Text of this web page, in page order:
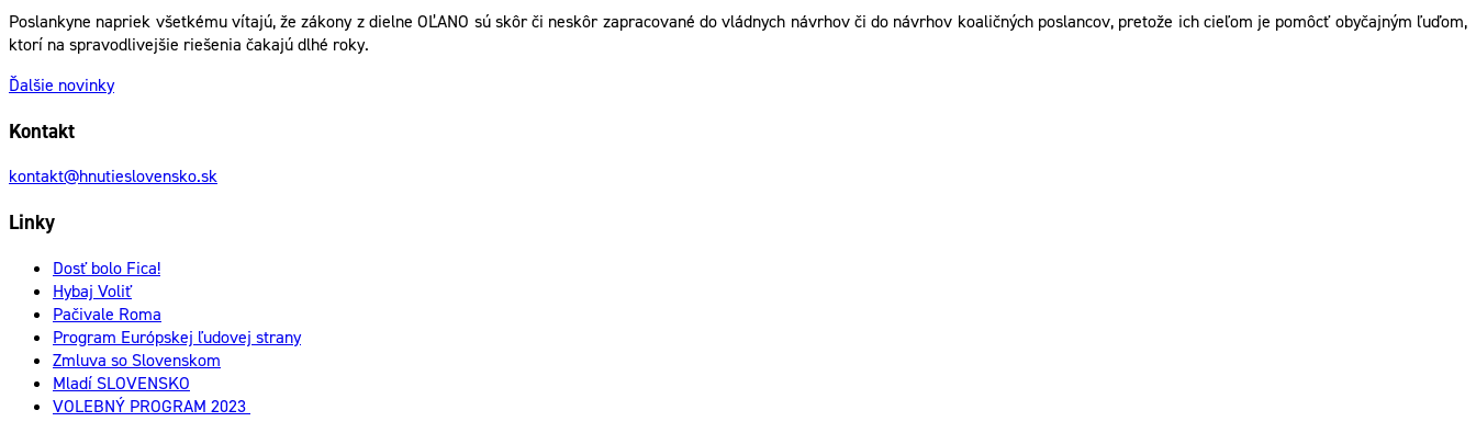
Poslankyne napriek všetkému vítajú, že zákony z dielne OĽANO sú skôr či neskôr zapracované do vládnych návrhov či do návrhov koaličných poslancov, pretože ich cieľom je pomôcť obyčajným ľuďom,
ktorí na spravodlivejšie riešenia čakajú dlhé roky.
Ďalšie novinky
Kontakt
kontakt@hnutieslovensko.sk
Linky
Dosť bolo Fica!
Hybaj Voliť
Pačivale Roma
Program Európskej ľudovej strany
Zmluva so Slovenskom
Mladí SLOVENSKO
VOLEBNÝ PROGRAM 2023